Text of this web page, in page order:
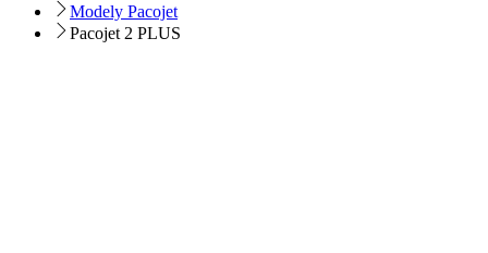
Modely Pacojet
Pacojet 2 PLUS